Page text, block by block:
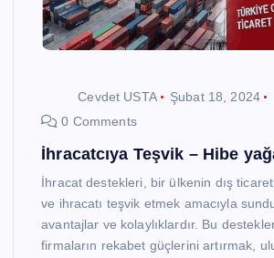
Cevdet USTA
Şubat 18, 2024
0 Comments
İhracatcıya Teşvik – Hibe
İhracat destekleri, bir ülkenin dış
ve ihracatı teşvik etmek amacıyla
avantajlar ve kolaylıklardır. Bu
firmaların rekabet güçlerini artırmak,